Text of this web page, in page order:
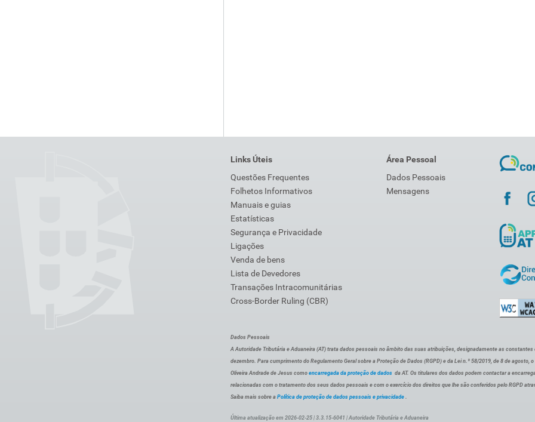
Links Úteis
Questões Frequentes
Folhetos Informativos
Manuais e guias
Estatísticas
Segurança e Privacidade
Ligações
Venda de bens
Lista de Devedores
Transações Intracomunitárias
Cross-Border Ruling (CBR)
Área Pessoal
Dados Pessoais
Mensagens
Dados Pessoais
A Autoridade Tributária e Aduaneira (AT) trata dados pessoais no âmbito das suas atribuições, designadamente as constantes
dezembro. Para cumprimento do Regulamento Geral sobre a Proteção de Dados (RGPD) e da Lei n.º 58/2019, de 8 de agosto,
Oliveira Andrade de Jesus como encarregada da proteção de dados da AT. Os titulares dos dados podem contactar a
relacionadas com o tratamento dos seus dados pessoais e com o exercício dos direitos que lhe são conferidos pelo RGPD
Saiba mais sobre a Política de proteção de dados pessoais e privacidade .
Última atualização em 2026-02-25 | 3.3.15-6041 | Autoridade Tributária e Aduaneira